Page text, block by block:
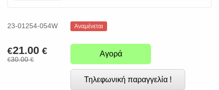
23-01254-054W Αναμένεται
€21.00 €
€30.00€
Αγορά
Τηλεφωνική παραγγελία !